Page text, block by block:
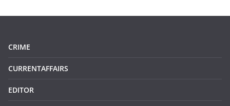
CRIME
CURRENTAFFAIRS
EDITOR